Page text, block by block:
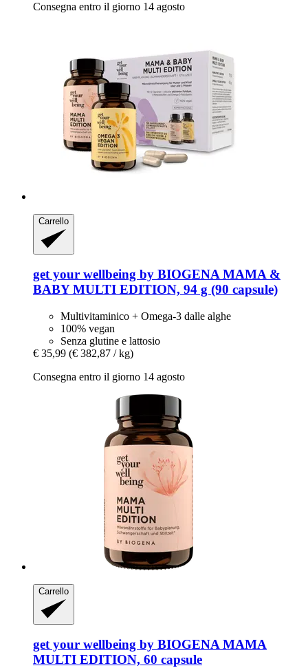
Consegna entro il giorno 14 agosto
Carrello
get your wellbeing by BIOGENAMAMA &
BABY MULTI EDITION, 94 g (90 capsule)
Multivitaminico + Omega-3 dalle alghe
100% vegan
Senza glutine e lattosio
€ 35,99 (€ 382,87 / kg)
Consegna entro il giorno 14 agosto
Carrello
get your wellbeing by BIOGENAMAMA
MULTI EDITION, 60 capsule